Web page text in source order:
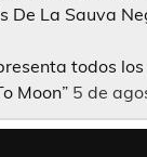
De La Sauva
todos
Moon” 5 de